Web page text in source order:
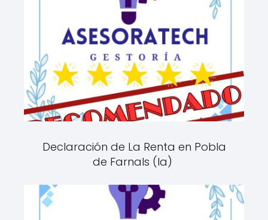
Declaración de La Renta en Pobla
de Farnals (la)